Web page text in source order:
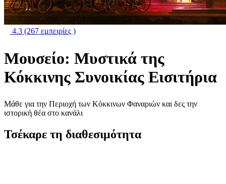
4.3 (267 εμπειρίες )
Μουσείο: Μυστικά της
Κόκκινης Συνοικίας Εισιτήρια
Μάθε για την Περιοχή των Κόκκινων Φαναριών και δες την
ιστορική θέα στο κανάλι
Τσέκαρε τη διαθεσιμότητα